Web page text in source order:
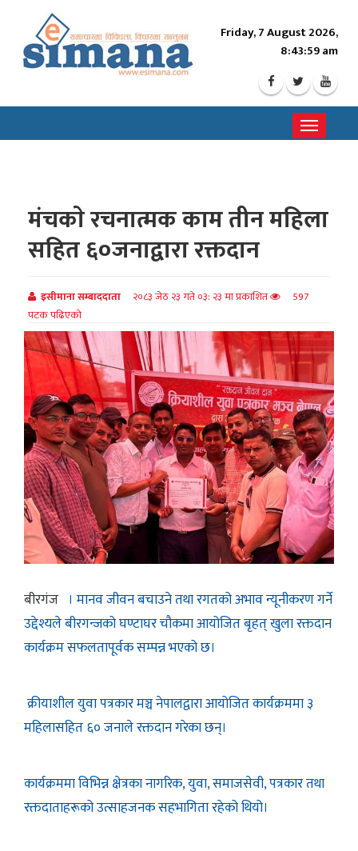
Friday, 7 August 2026,
8:44:01 am
Toggle
मंचकाे रचनात्मक काम तीन महिला
सहित ६०जनाद्वारा रक्तदान
इसीमाना सम्बाददाता २०८३ जेठ २३ गते ०३: २३ मा प्रकाशित
597
पटक पढिएको
बीरगंज । मानव जीवन बचाउने तथा रगतको अभाव न्यूनीकरण गर्ने
उद्देश्यले बीरगन्जको घण्टाघर चौकमा आयोजित बृहत् खुला रक्तदान
कार्यक्रम सफलतापूर्वक सम्पन्न भएको छ।
क्रीयाशील युवा पत्रकार मञ्च नेपालद्वारा आयोजित कार्यक्रममा ३
महिलासहित ६० जनाले रक्तदान गरेका छन्।
कार्यक्रममा विभिन्न क्षेत्रका नागरिक, युवा, समाजसेवी, पत्रकार तथा
रक्तदाताहरूको उत्साहजनक सहभागिता रहेको थियो।